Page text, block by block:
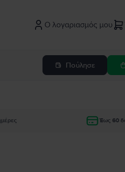
Ο λογαριασμός μου
Πούλησε
Έως 60